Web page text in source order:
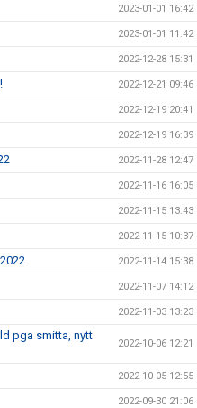
2023-01-01 16:42
2023-01-01 11:42
2022-12-28 15:31
2022-12-21 09:46
2022-12-19 20:41
2022-12-19 16:39
2022-11-28 12:47
2022-11-16 16:05
2022-11-15 13:43
2022-11-15 10:37
2022-11-14 15:38
2022-11-07 14:12
2022-11-03 13:23
pga smitta, nytt
2022-10-06 12:21
2022-10-05 12:55
2022-09-30 21:06